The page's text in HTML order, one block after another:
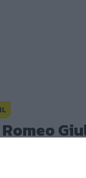
Pathfinder!
Romeo Giulia!